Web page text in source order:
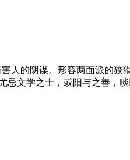
人的阴谋。 形容两面派的狡
忌文学之士，或阳与之善，